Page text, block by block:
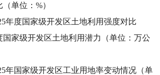
单位：%）
年度国家级开发区土地利用强度对比
国家级开发区土地利用潜力（单位：万公
年国家级开发区工业用地率变动情况（单